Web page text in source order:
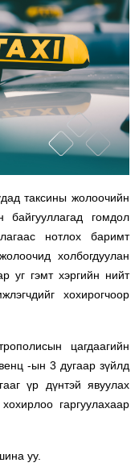
таксины жолоочийн
байгууллагад гомдол
нотлох баримт
холбогдуулан
уг гэмт хэргийн нийт
хохирогчоор
цагдаагийн
-ын 3 дугаар зүйлд
үр дүнтэй явуулах
гаргуулахаар
уу.